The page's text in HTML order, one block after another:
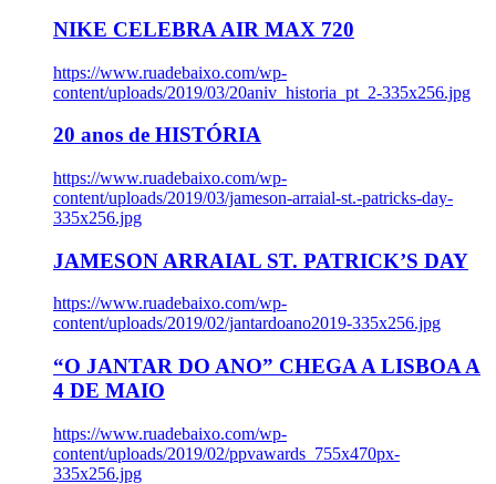
NIKE CELEBRA AIR MAX 720
https://www.ruadebaixo.com/wp-
content/uploads/2019/03/20aniv_historia_pt_2-335x256.jpg
20 anos de HISTÓRIA
https://www.ruadebaixo.com/wp-
content/uploads/2019/03/jameson-arraial-st.-patricks-day-
335x256.jpg
JAMESON ARRAIAL ST. PATRICK’S DAY
https://www.ruadebaixo.com/wp-
content/uploads/2019/02/jantardoano2019-335x256.jpg
“O JANTAR DO ANO” CHEGA A LISBOA A
4 DE MAIO
https://www.ruadebaixo.com/wp-
content/uploads/2019/02/ppvawards_755x470px-
335x256.jpg